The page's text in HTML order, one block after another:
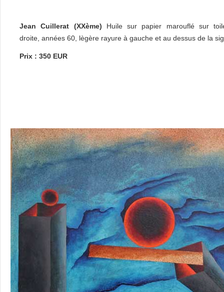
Jean Cuillerat (XXème) Huile sur papier marouflé sur
droite, années 60, lègère rayure à gauche et au dessus de la
Prix : 350 EUR